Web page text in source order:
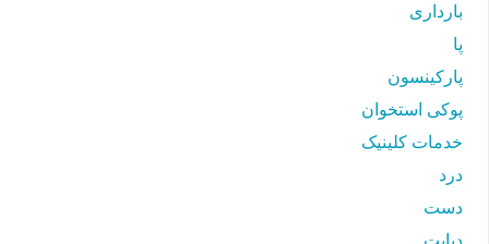
بارداری
پا
پارکینسون
پوکی استخوان
خدمات کلینیک
درد
دست
دیابت